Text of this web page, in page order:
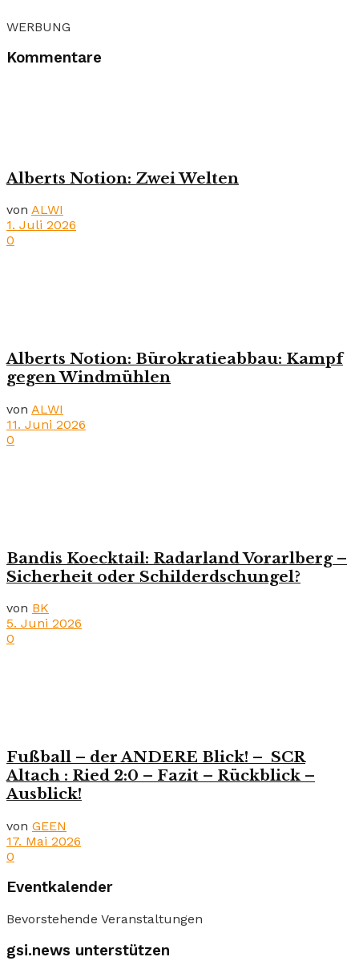
WERBUNG
Kommentare
Alberts Notion: Zwei Welten
von ALWI
1. Juli 2026
0
Alberts Notion: Bürokratieabbau: Kampf
gegen Windmühlen
von ALWI
11. Juni 2026
0
Bandis Koecktail: Radarland Vorarlberg –
Sicherheit oder Schilderdschungel?
von BK
5. Juni 2026
0
Fußball – der ANDERE Blick! – SCR
Altach : Ried 2:0 – Fazit – Rückblick –
Ausblick!
von GEEN
17. Mai 2026
0
Eventkalender
Bevorstehende Veranstaltungen
gsi.news unterstützen